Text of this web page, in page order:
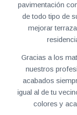
pavimentación
de todo tipo de
mejorar
Gracias a los
nuestros
acabados
igual al de tu
colores y